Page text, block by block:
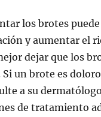
los brotes puede
y aumentar el
dejar que los
un brote es
a su
de tratamiento